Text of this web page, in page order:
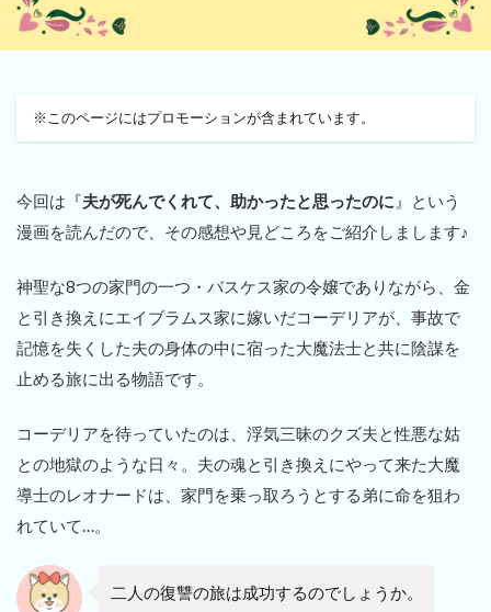
※このページにはプロモーションが含まれています。
今回は『夫が死んでくれて、助かったと思ったのに 』という
漫画を読んだので、その感想や見どころをご紹介しまします♪
神聖な8つの家門の一つ・バスケス家の令嬢でありながら、金
と引き換えにエイブラムス家に嫁いだコーデリアが、事故で
記憶を失くした夫の身体の中に宿った大魔法士と共に陰謀を
止める旅に出る物語です。
コーデリアを待っていたのは、浮気三昧のクズ夫と性悪な姑
との地獄のような日々。夫の魂と引き換えにやって来た大魔
導士のレオナードは、家門を乗っ取ろうとする弟に命を狙わ
れていて…。
二人の復讐の旅は成功するのでしょうか。